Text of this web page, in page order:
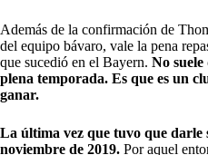
Además de la confirmación de
del equipo bávaro, vale la pena
que sucedió en el Bayern. No
plena temporada. Es que es un
ganar.
La última vez que tuvo que darle
noviembre de 2019. Por aquel